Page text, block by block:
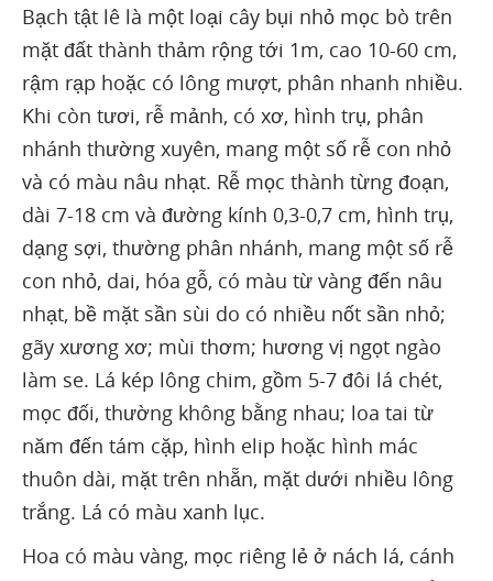
Bạch tật lê là một loại cây bụi nhỏ mọc bò trên
mặt đất thành thảm rộng tới 1m, cao 10-60 cm,
rậm rạp hoặc có lông mượt, phân nhanh nhiều.
Khi còn tươi, rễ mảnh, có xơ, hình trụ, phân
nhánh thường xuyên, mang một số rễ con nhỏ
và có màu nâu nhạt. Rễ mọc thành từng đoạn,
dài 7-18 cm và đường kính 0,3-0,7 cm, hình trụ,
dạng sợi, thường phân nhánh, mang một số rễ
con nhỏ, dai, hóa gỗ, có màu từ vàng đến nâu
nhạt, bề mặt sần sùi do có nhiều nốt sần nhỏ;
gãy xương xơ; mùi thơm; hương vị ngọt ngào
làm se. Lá kép lông chim, gồm 5-7 đôi lá chét,
mọc đối, thường không bằng nhau; loa tai từ
năm đến tám cặp, hình elip hoặc hình mác
thuôn dài, mặt trên nhẵn, mặt dưới nhiều lông
trắng. Lá có màu xanh lục.
Hoa có màu vàng, mọc riêng lẻ ở nách lá, cánh